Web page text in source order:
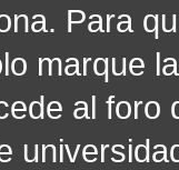
Para
marque
al foro